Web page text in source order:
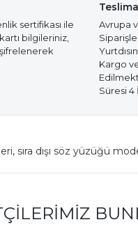
sertifikası ile
bilgileriniz,
Avrupa
Kargo
Süresi 4
, sıra dışı söz yüzüğü